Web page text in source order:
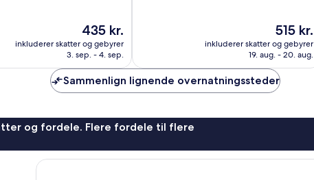
Prisen
er
435 kr.
435 kr.
inkluderer skatter og gebyrer
3. sep. - 4. sep.
Prisen
er
515 kr.
515 kr.
inkluderer skatter og gebyrer
19. aug. - 20. aug.
Sammenlign lignende overnatningssteder
og fordele. Flere fordele til flere